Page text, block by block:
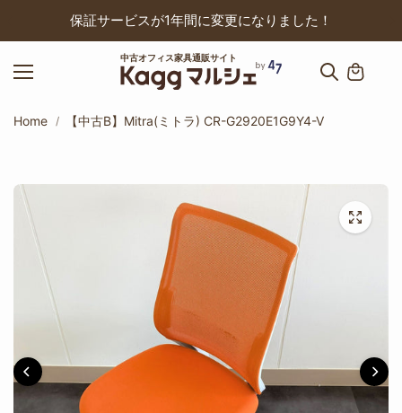
保証サービスが1年間に変更になりました！
中古オフィス家具通販サイト
Home 【中古B】Mitra(ミトラ) CR-G2920E1G9Y4-V